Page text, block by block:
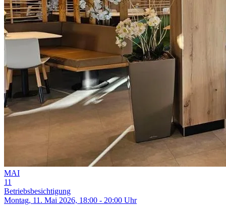
MAI
11
Betriebsbesichtigung
Montag, 11. Mai 2026, 18:00 - 20:00 Uhr